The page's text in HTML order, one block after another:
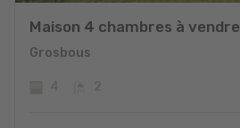
Maison 4 chambres à vendre
Grosbous